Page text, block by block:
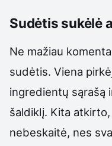
Sudėtis sukėlė
Ne mažiau
sudėtis. Viena
ingredientų sąrašą
šaldiklį. Kita
nebeskaitė, nes